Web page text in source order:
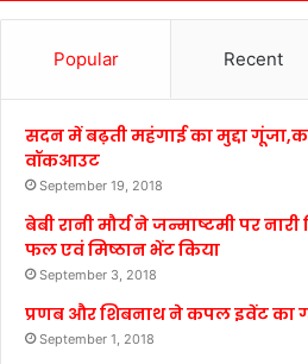
Popular Recent
सदन में बढ़ती महंगाई का मुद्दा
वॉकआउट
September 19, 2018
बेबी रानी मौर्य ने जन्माष्टमी पर
फल एवं मिष्ठान भेंट किया
September 3, 2018
प्रणब और शिबनाथ ने कपल इवेंट का
September 1, 2018